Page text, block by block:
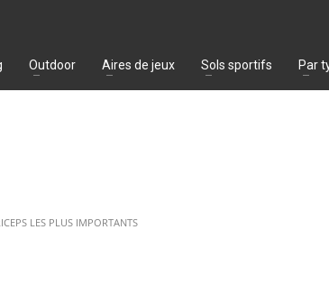
Outdoor Aires de jeux Sols sportifs Par
LES PLUS IMPORTANTS